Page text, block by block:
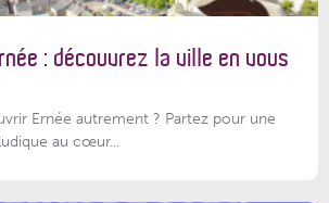
: découvrez la ville en vous
Ernée autrement ? Partez pour une
au cœur...